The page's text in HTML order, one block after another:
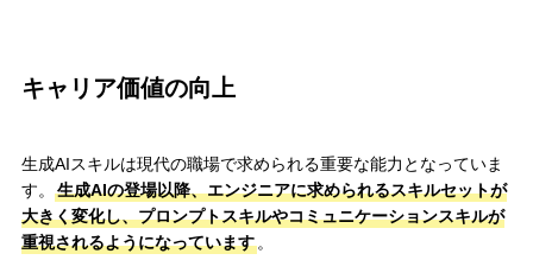
キャリア価値の向上
生成AIスキルは現代の職場で求められる重要な能力となっていま
す。
生成AIの登場以降、エンジニアに求められるスキルセットが
大きく変化し、プロンプトスキルやコミュニケーションスキルが
重視されるようになっています。